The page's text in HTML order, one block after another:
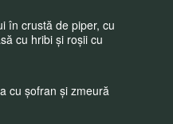
în crustă de piper, cu
cu hribi și roșii cu
cu șofran și zmeură